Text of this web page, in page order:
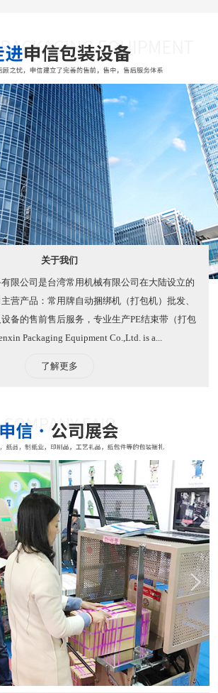
关于我们
限公司是台湾常用机械有限公司在大陆设立的
营产品：常用牌自动捆绑机（打包机）批发、
备的售前售后服务，专业生产PE结束带（打包
Packaging Equipment Co.,Ltd. is a...
了解更多